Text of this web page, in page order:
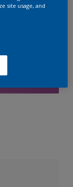
site usage, and